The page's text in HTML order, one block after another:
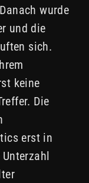
wurde
und die
sich.
keine
Die
erst in